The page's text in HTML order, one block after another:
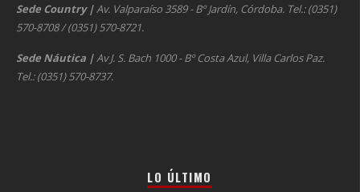
Sede Country |Av. Valparaíso 3589 - Bº Jardín, Córdoba. Tel.: (0351)
570-8708 / (0351) 570-8721.
Sede Náutica |Av J. S. Bach 1000 - Bº Costa Azul, Villa Carlos Paz.
Tel.: (0351) 570-8737.
LO ÚLTIMO